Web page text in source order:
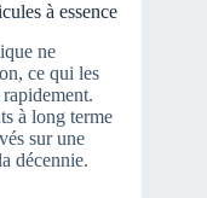
à essence
ne
ce qui les
à long terme
sur une
décennie.